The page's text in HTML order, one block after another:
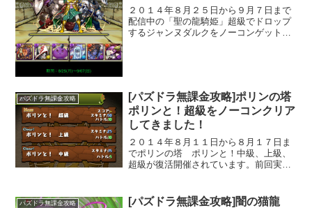
２０１４年８月２５日から９月７日まで
配信中の「聖の龍騎姫」超級でドロップ
するジャンヌダルクをノーコンゲットし
パズドラ無課金攻略
[パズドラ無課金攻略]ポリンの塔
ポリンと！超級をノーコンクリア
してきました！
２０１４年８月１１日から８月１７日ま
でポリンの塔 ポリンと！中級、上級、
超級が復活開催されています。前回実施
パズドラ無課金攻略
[パズドラ無課金攻略]闇の猫龍